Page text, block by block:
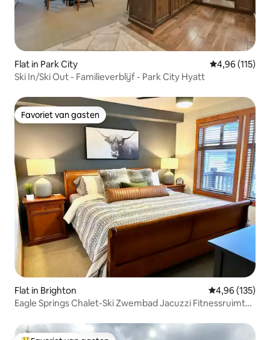
Flat in Park City Gemiddelde
4,96 (115)
Ski In/Ski Out - Familieverblijf - Park City Hyatt
Favoriet van gasten
Favoriet van gasten
Flat in Brighton Gemiddelde
4,96 (135)
Eagle Springs Chalet-Ski Zwembad Jacuzzi Fitnessruimte